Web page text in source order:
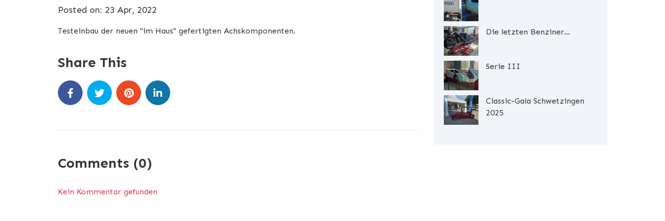
Posted on: 23 Apr, 2022
Testeinbau der neuen "im Haus" gefertigten Achskomponenten.
Share This
Comments (0)
Kein Kommentar gefunden
Die letzten Benziner...
Serie III
Classic-Gala Schwetzingen
2025